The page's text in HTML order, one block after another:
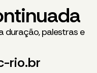
duração, palestras e
rio.br